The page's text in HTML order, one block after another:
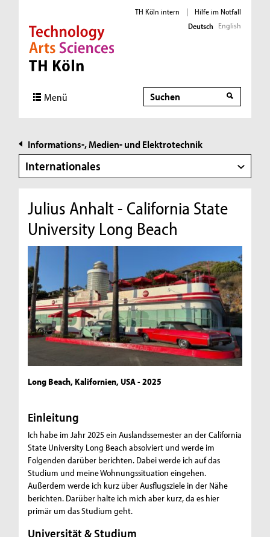
Direkt zur Hauptnavigation
Direkt zur Subnavigation
Direkt zum Inhalt
Direkt zum Fußbereich
TH Köln intern |
Hilfe im Notfall
Deutsch English
Menü Suche
Suche
Informations-, Medien- und Elektrotechnik
Internationales
Julius Anhalt - California State
University Long Beach
Long Beach, Kalifornien, USA - 2025
Einleitung
Ich habe im Jahr 2025 ein Auslandssemester an der California
State University Long Beach absolviert und werde im
Folgenden darüber berichten. Dabei werde ich auf das
Studium und meine Wohnungssituation eingehen.
Außerdem werde ich kurz über Ausflugsziele in der Nähe
berichten. Darüber halte ich mich aber kurz, da es hier
primär um das Studium geht.
Universität & Studium